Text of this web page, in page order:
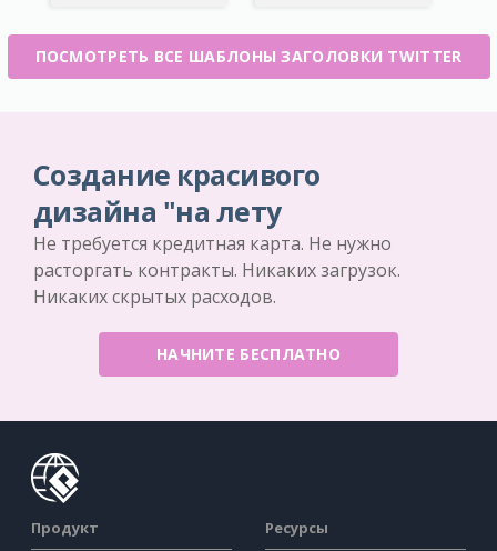
ПОСМОТРЕТЬ ВСЕ ШАБЛОНЫ ЗАГОЛОВКИ TWITTER
Создание красивого
дизайна "на лету
Не требуется кредитная карта. Не нужно
расторгать контракты. Никаких загрузок.
Никаких скрытых расходов.
НАЧНИТЕ БЕСПЛАТНО
Продукт Ресурсы